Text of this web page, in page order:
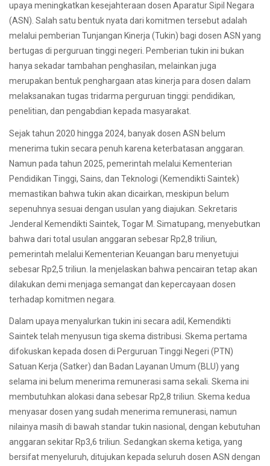
upaya meningkatkan kesejahteraan dosen Aparatur Sipil Negara
(ASN). Salah satu bentuk nyata dari komitmen tersebut adalah
melalui pemberian Tunjangan Kinerja (Tukin) bagi dosen ASN yang
bertugas di perguruan tinggi negeri. Pemberian tukin ini bukan
hanya sekadar tambahan penghasilan, melainkan juga
merupakan bentuk penghargaan atas kinerja para dosen dalam
melaksanakan tugas tridarma perguruan tinggi: pendidikan,
penelitian, dan pengabdian kepada masyarakat.
Sejak tahun 2020 hingga 2024, banyak dosen ASN belum
menerima tukin secara penuh karena keterbatasan anggaran.
Namun pada tahun 2025, pemerintah melalui Kementerian
Pendidikan Tinggi, Sains, dan Teknologi (Kemendikti Saintek)
memastikan bahwa tukin akan dicairkan, meskipun belum
sepenuhnya sesuai dengan usulan yang diajukan. Sekretaris
Jenderal Kemendikti Saintek, Togar M. Simatupang, menyebutkan
bahwa dari total usulan anggaran sebesar Rp2,8 triliun,
pemerintah melalui Kementerian Keuangan baru menyetujui
sebesar Rp2,5 triliun. Ia menjelaskan bahwa pencairan tetap akan
dilakukan demi menjaga semangat dan kepercayaan dosen
terhadap komitmen negara.
Dalam upaya menyalurkan tukin ini secara adil, Kemendikti
Saintek telah menyusun tiga skema distribusi. Skema pertama
difokuskan kepada dosen di Perguruan Tinggi Negeri (PTN)
Satuan Kerja (Satker) dan Badan Layanan Umum (BLU) yang
selama ini belum menerima remunerasi sama sekali. Skema ini
membutuhkan alokasi dana sebesar Rp2,8 triliun. Skema kedua
menyasar dosen yang sudah menerima remunerasi, namun
nilainya masih di bawah standar tukin nasional, dengan kebutuhan
anggaran sekitar Rp3,6 triliun. Sedangkan skema ketiga, yang
bersifat menyeluruh, ditujukan kepada seluruh dosen ASN dengan